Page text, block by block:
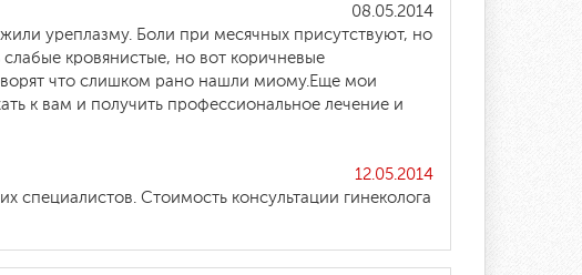
08.05.2014
уреплазму. Боли при месячных присутствуют, но
кровянистые, но вот коричневые
что слишком рано нашли миому.Еще мои
к вам и получить профессиональное лечение и
12.05.2014
специалистов. Стоимость консультации гинеколога